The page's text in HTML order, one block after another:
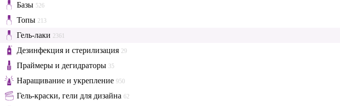
Базы 526
Топы 213
Гель-лаки 2361
Дезинфекция и стерилизация 29
Праймеры и дегидраторы 35
Наращивание и укрепление 950
Гель-краски, гели для дизайна 62